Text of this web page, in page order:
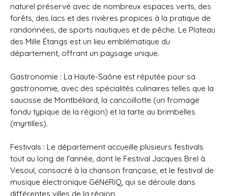
naturel préservé avec de nombreux espaces verts, des
forêts, des lacs et des rivières propices à la pratique de
randonnées, de sports nautiques et de pêche. Le Plateau
des Mille Étangs est un lieu emblématique du
département, offrant un paysage unique.
Gastronomie : La Haute-Saône est réputée pour sa
gastronomie, avec des spécialités culinaires telles que la
saucisse de Montbéliard, la cancoillotte (un fromage
fondu typique de la région) et la tarte au brimbelles
(myrtilles).
Festivals : Le département accueille plusieurs festivals
tout au long de l'année, dont le Festival Jacques Brel à
Vesoul, consacré à la chanson française, et le festival de
musique électronique GéNéRiQ, qui se déroule dans
différentes villes de la région.